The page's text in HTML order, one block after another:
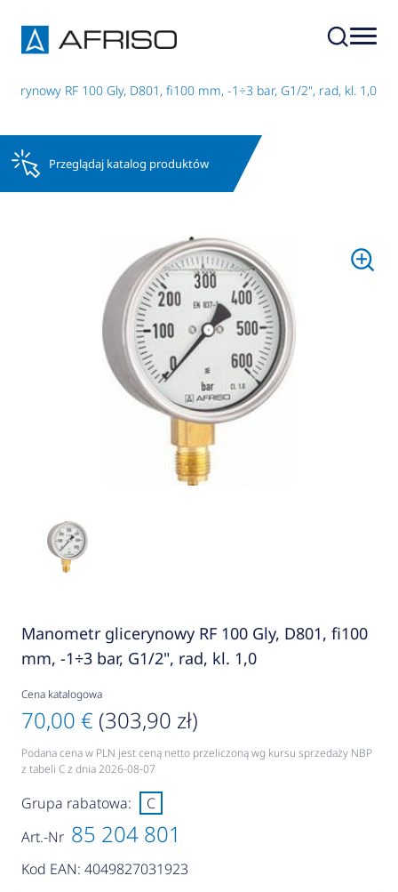
RF 100 Gly, D801, fi100 mm, -1÷3 bar, G1/2", rad, kl. 1,0
Przeglądaj katalog produktów
Manometr glicerynowy RF 100 Gly, D801, fi100
mm, -1÷3 bar, G1/2", rad, kl. 1,0
Cena katalogowa
70,00 € (303,90 zł)
Podana cena w PLN jest ceną netto przeliczoną wg kursu sprzedaży NBP
z tabeli C z dnia 2026-08-07
Art.-Nr 85 204 801
Kod EAN: 4049827031923
Grupa rabatowa: C